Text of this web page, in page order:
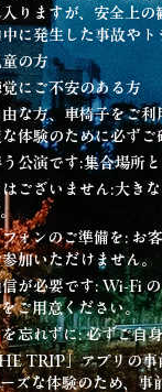
りますが、安全上の
に発生した事故や
の方
にご不安のある方
な方、車椅子をご
な体験のために必ずご
公演です:集合場所
はございません:大き
ォンのご準備を: お
加いただけません。
が必要です: Wi-Fi
ご用意ください。
忘れずに: 必ずご自
TRIP」アプリの事
ズな体験のため、事